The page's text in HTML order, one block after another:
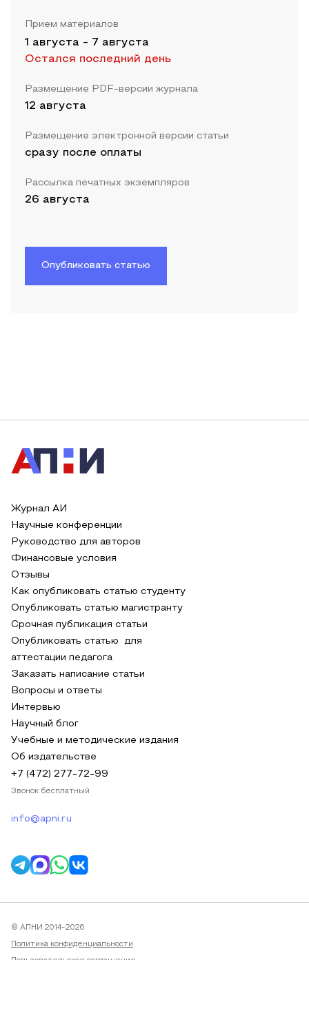
Прием материалов
1 августа - 7 августа
Остался последний день
Размещение PDF-версии журнала
12 августа
Размещение электронной версии статьи
сразу после оплаты
Рассылка печатных экземпляров
26 августа
Опубликовать статью
Журнал АИ
Научные конференции
Руководство для авторов
Финансовые условия
Отзывы
Как опубликовать статью студенту
Опубликовать статью магистранту
Срочная публикация статьи
Опубликовать статью для
аттестации педагога
Заказать написание статьи
Вопросы и ответы
Интервью
Научный блог
Учебные и методические издания
Об издательстве
+7 (472) 277-72-99
Звонок бесплатный
info@apni.ru
© АПНИ 2014-2026
Политика конфиденциальности
Пользовательское соглашение